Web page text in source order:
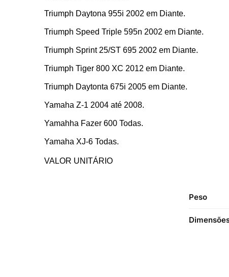
Triumph Daytona 955i 2002 em Diante.
Triumph Speed Triple 595n 2002 em Diante.
Triumph Sprint 25/ST 695 2002 em Diante.
Triumph Tiger 800 XC 2012 em Diante.
Triumph Daytonta 675i 2005 em Diante.
Yamaha Z-1 2004 até 2008.
Yamahha Fazer 600 Todas.
Yamaha XJ-6 Todas.
VALOR UNITÁRIO
Peso